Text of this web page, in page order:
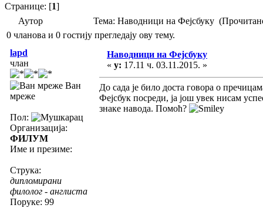
Странице: [1]
Аутор
Тема: Наводници на Фејсбуку
0 чланова и 0 гостију прегледају ову тему.
lapd
члан
Ван
мреже
Пол:
Организација:
ФИЛУМ
Име и презиме:
Струка:
дипломирани
филолог - англиста
Поруке: 99
Наводници на Фејсбуку
« у: 17.11 ч. 03.11.2015. »
До сада је било доста говора о
Фејсбук посреди, ја још увек нисам
знаке навода. Помоћ?